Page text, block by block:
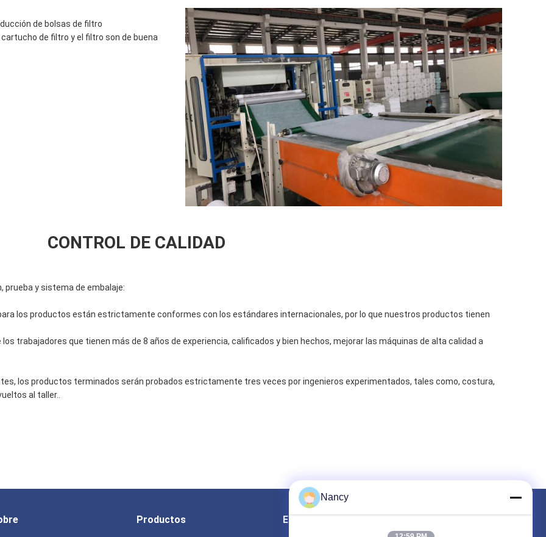
de bolsas de filtro
de filtro y el filtro son de buena
CONTROL DE CALIDAD
prueba y sistema de embalaje:
los productos están estrictamente conformes con los estándares internacionales, por lo que nuestros productos tienen
trabajadores que tienen más de 8 años de experiencia, calificados y bien hechos, mejorar las máquinas de alta calidad a
los productos terminados serán probados estrictamente tres veces por ingenieros experimentados, tales como, costura,
al taller..
Productos Envíenos un correo
Nancy